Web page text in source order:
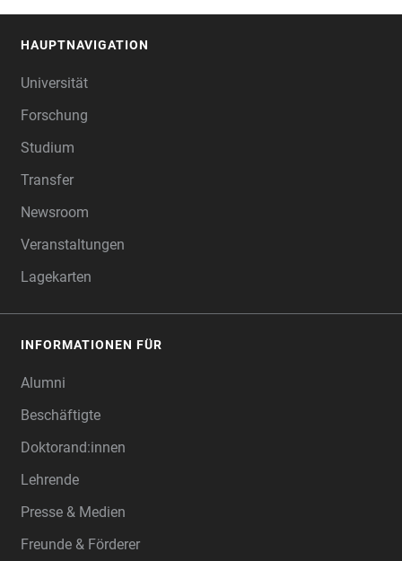
HAUPTNAVIGATION
Universität
Forschung
Studium
Transfer
Newsroom
Veranstaltungen
Lagekarten
INFORMATIONEN FÜR
Alumni
Beschäftigte
Doktorand:innen
Lehrende
Presse & Medien
Freunde & Förderer